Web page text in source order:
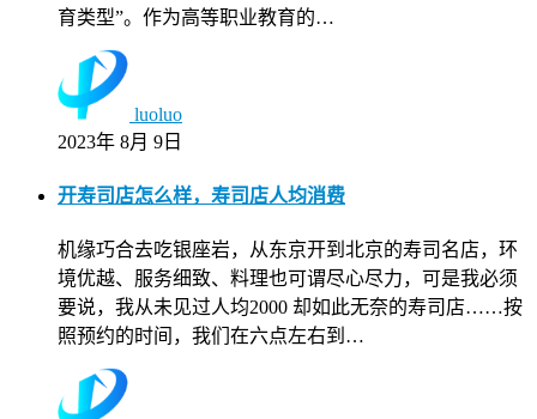
育类型”。作为高等职业教育的…
luoluo
2023年 8月 9日
开寿司店怎么样，寿司店人均消费
机缘巧合去吃银座岩，从东京开到北京的寿司名店，环
境优越、服务细致、料理也可谓尽心尽力，可是我必须
要说，我从未见过人均2000 却如此无奈的寿司店……按
照预约的时间，我们在六点左右到…